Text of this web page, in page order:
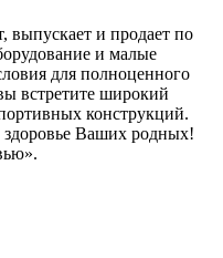
выпускает и продает по
и малые
для полноценного
встретите широкий
конструкций.
Ваших родных!